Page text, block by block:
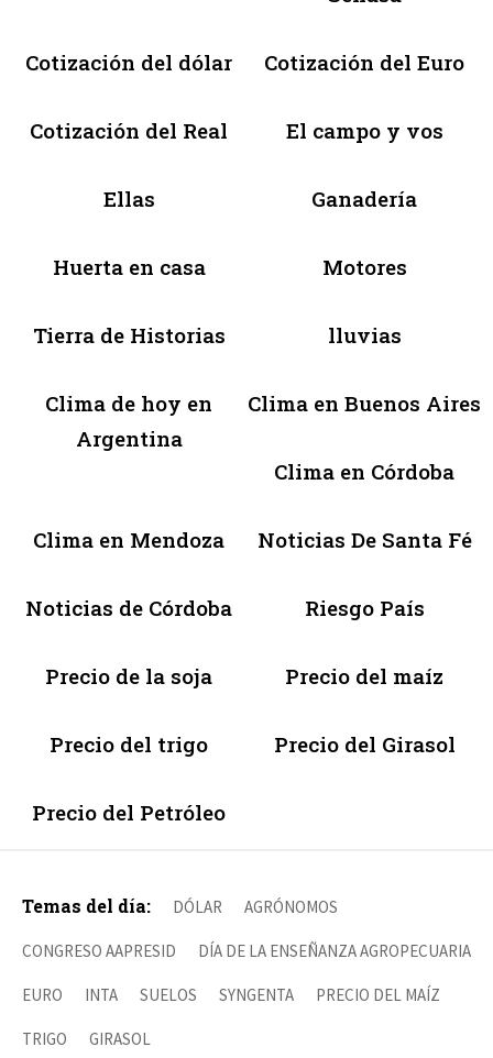
Cotización del dólar Cotización del Euro
Cotización del Real El campo y vos
Ellas Ganadería
Huerta en casa Motores
Tierra de Historias lluvias
Clima de hoy en
Argentina
Clima en Buenos Aires
Clima en Córdoba
Clima en Mendoza Noticias De Santa Fé
Noticias de Córdoba Riesgo País
Precio de la soja Precio del maíz
Precio del trigo Precio del Girasol
Precio del Petróleo
Temas del día: DÓLAR AGRÓNOMOS
CONGRESO AAPRESID DÍA DE LA ENSEÑANZA AGROPECUARIA
EURO INTA SUELOS SYNGENTA PRECIO DEL MAÍZ
TRIGO GIRASOL